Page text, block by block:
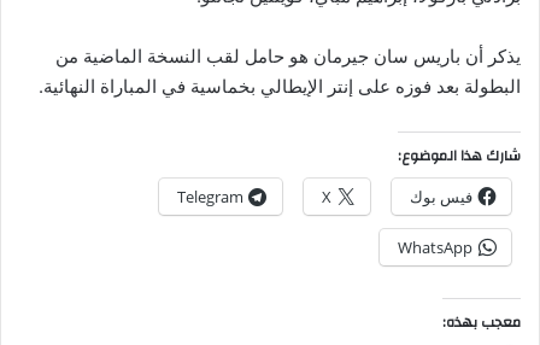
يذكر أن باريس سان جيرمان هو حامل لقب النسخة الماضية من
البطولة بعد فوزه على إنتر الإيطالي بخماسية في المباراة النهائية.
شارك هذا الموضوع:
فيس بوك X
Telegram
WhatsApp
معجب بهذه: